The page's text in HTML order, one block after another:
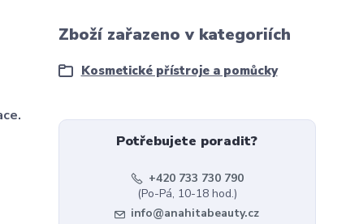
Zboží zařazeno v kategoriích
Kosmetické přístroje a pomůcky
Potřebujete poradit?
+420 733 730 790
(Po-Pá, 10-18 hod.)
info@anahitabeauty.cz